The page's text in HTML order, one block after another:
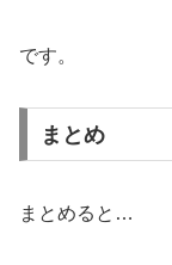
です。
まとめ
まとめると…